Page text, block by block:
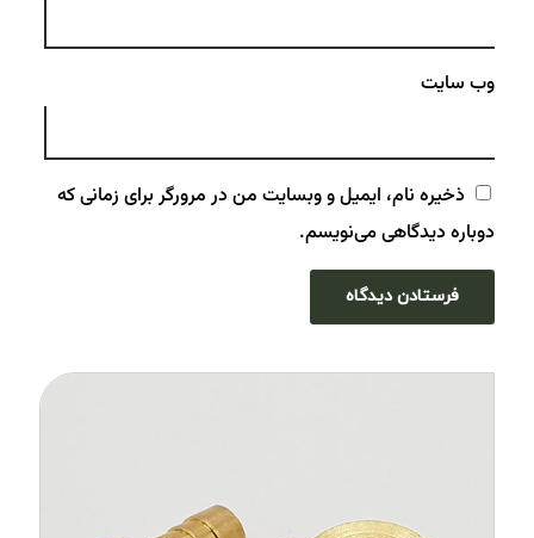
وب‌ سایت
ذخیره نام، ایمیل و وبسایت من در مرورگر برای زمانی که
دوباره دیدگاهی می‌نویسم.